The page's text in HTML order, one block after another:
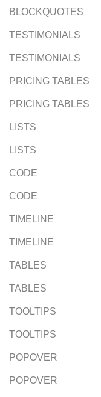
BLOCKQUOTES
TESTIMONIALS
TESTIMONIALS
PRICING TABLES
PRICING TABLES
LISTS
LISTS
CODE
CODE
TIMELINE
TIMELINE
TABLES
TABLES
TOOLTIPS
TOOLTIPS
POPOVER
POPOVER